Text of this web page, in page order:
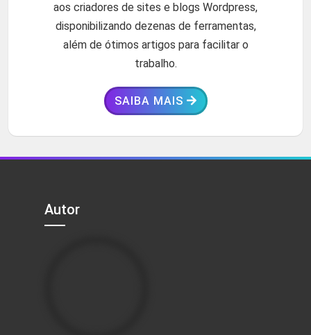
aos criadores de sites e blogs Wordpress,
disponibilizando dezenas de ferramentas,
além de ótimos artigos para facilitar o
trabalho.
SAIBA MAIS
Autor